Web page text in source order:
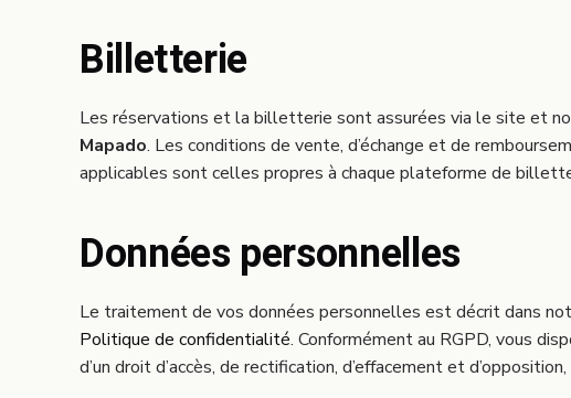
Billetterie
Les réservations et la billetterie sont assurées via le site et
Mapado. Les conditions de vente, d’échange et de
applicables sont celles propres à chaque plateforme de
Données personnelles
Le traitement de vos données personnelles est décrit dans
Politique de confidentialité. Conformément au RGPD, vous
d’un droit d’accès, de rectification, d’effacement et